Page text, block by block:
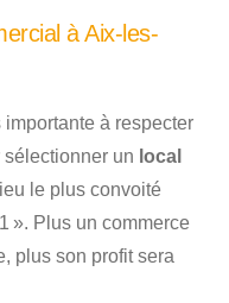
à Aix-les-
importante à respecter
un local
le plus convoité
». Plus un commerce
plus son profit sera